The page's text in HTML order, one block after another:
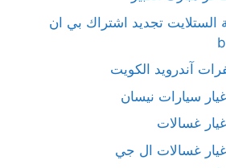
الستلايت تجديد اشتراك بي ان
آندرويد الكويت
سيارات نيسان
غسالات
غسالات ال جي